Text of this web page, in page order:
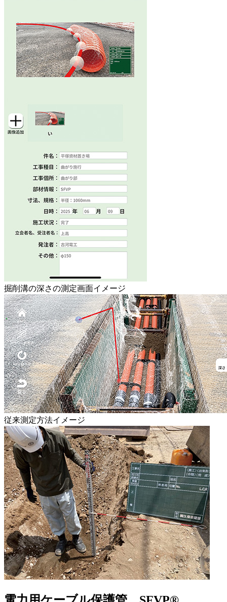
掘削溝の深さの測定画面イメージ
従来測定方法イメージ